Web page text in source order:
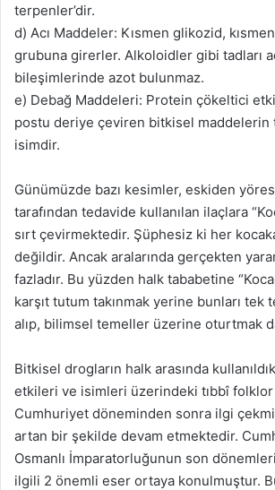
terpenler’dir.
d) Acı Maddeler: Kısmen glikozid,
grubuna girerler. Alkoloidler gibi tadları
bileşimlerinde azot bulunmaz.
e) Debağ Maddeleri: Protein çökeltici
postu deriye çeviren bitkisel maddelerin
isimdir.
Günümüzde bazı kesimler, eskiden
tarafından tedavide kullanılan ilaçlara
sırt çevirmektedir. Şüphesiz ki her
değildir. Ancak aralarında gerçekten
fazladır. Bu yüzden halk tababetine
karşıt tutum takınmak yerine bunları tek
alıp, bilimsel temeller üzerine oturtmak
Bitkisel drogların halk arasında
etkileri ve isimleri üzerindeki tıbbî folklor
Cumhuriyet döneminden sonra ilgi
artan bir şekilde devam etmektedir.
Osmanlı İmparatorluğunun son
ilgili 2 önemli eser ortaya konulmuştur.